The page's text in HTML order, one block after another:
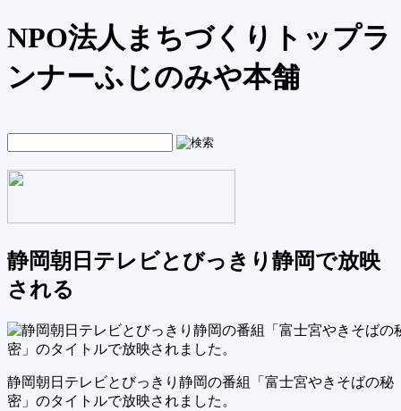
NPO法人まちづくりトップラ
ンナーふじのみや本舗
静岡朝日テレビとびっきり静岡で放映
される
静岡朝日テレビとびっきり静岡の番組「富士宮やきそばの秘
密」のタイトルで放映されました。